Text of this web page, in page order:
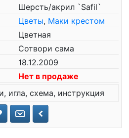
Шерсть/акрил `Safil`
Цветы, Маки крестом
Цветная
Сотвори сама
18.12.2009
Нет в продаже
игла, схема, инструкция